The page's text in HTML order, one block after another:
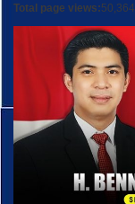
Total page views:50,364